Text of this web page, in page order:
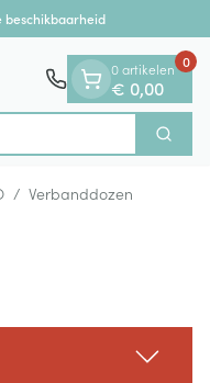
beschikbaarheid
Zoek
0 artikelen
€ 0,00
0
/ Verbanddozen